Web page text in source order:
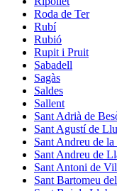
Roda de Ter
Rubí
Rubió
Rupit i Pruit
Sabadell
Sagàs
Saldes
Sallent
Sant Adrià de
Sant Agustí de
Sant Andreu de la
Sant Andreu de
Sant Antoni de
Sant Bartomeu